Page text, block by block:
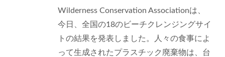
Wilderness Conservation Associationは、
今日、全国の18のビーチクレンジングサイ
トの結果を発表しました。人々の食事によ
って生成されたプラスチック廃棄物は、台